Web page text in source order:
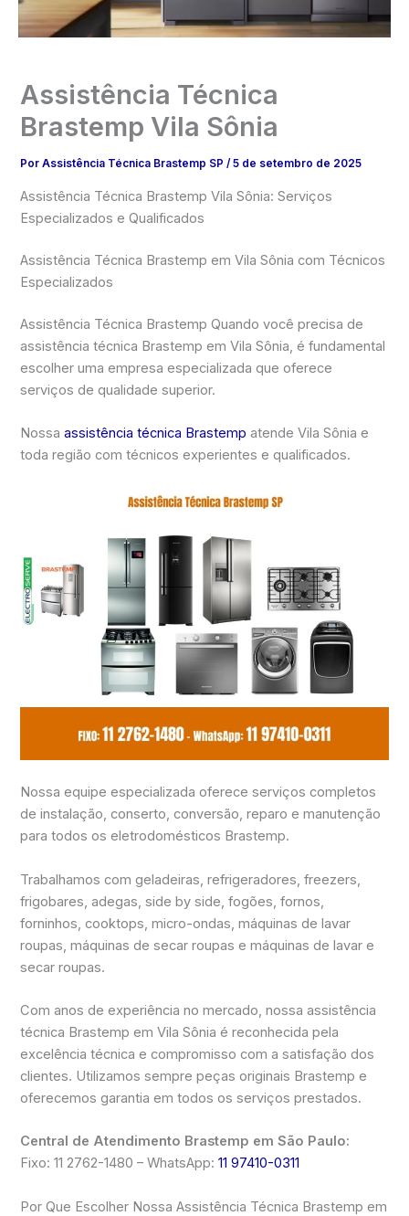
Assistência Técnica
Brastemp Vila Sônia
PorAssistência Técnica Brastemp SP/5 de setembro de 2025
Assistência Técnica Brastemp Vila Sônia: Serviços
Especializados e Qualificados
Assistência Técnica Brastemp em Vila Sônia com Técnicos
Especializados
Assistência Técnica Brastemp Quando você precisa de
assistência técnica Brastemp em Vila Sônia, é fundamental
escolher uma empresa especializada que oferece
serviços de qualidade superior.
Nossaassistência técnica Brastemp atende Vila Sônia e
toda região com técnicos experientes e qualificados.
Nossa equipe especializada oferece serviços completos
de instalação, conserto, conversão, reparo e manutenção
para todos os eletrodomésticos Brastemp.
Trabalhamos com geladeiras, refrigeradores, freezers,
frigobares, adegas, side by side, fogões, fornos,
forninhos, cooktops, micro-ondas, máquinas de lavar
roupas, máquinas de secar roupas e máquinas de lavar e
secar roupas.
Com anos de experiência no mercado, nossa assistência
técnica Brastemp em Vila Sônia é reconhecida pela
excelência técnica e compromisso com a satisfação dos
clientes. Utilizamos sempre peças originais Brastemp e
oferecemos garantia em todos os serviços prestados.
Central de Atendimento Brastemp em São Paulo:
Fixo: 11 2762-1480 – WhatsApp:11 97410-0311
Por Que Escolher Nossa Assistência Técnica Brastemp em